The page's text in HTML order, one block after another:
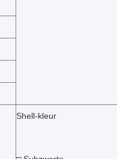
Shell-kleur